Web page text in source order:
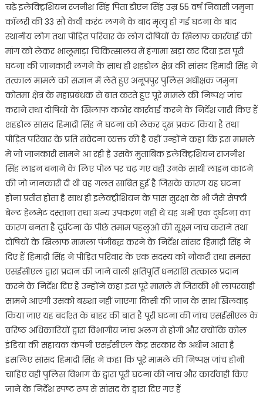
चढ़े इलेक्ट्रिशियन रजनीश सिंह पिता डीएन सिंह उम्र 55 वर्ष निवासी जमुना
कॉलरी की 33 सौ केवी करंट लगने के बाद मृत्यु हो गई घटना के बाद
स्थानीय लोग तथा पीड़ित परिवार के लोग दोषियों के खिलाफ कार्रवाई की
मांग को लेकर भालूमाड़ा चिकित्सालय में हंगामा खड़ा कर दिया इस पूरी
घटना की जानकारी लगने के साथ ही शहडोल क्षेत्र की सांसद हिमाद्री सिंह ने
तत्काल मामले को संज्ञान में लेते हुए अनूपपुर पुलिस अधीक्षक जमुना
कोतमा क्षेत्र के महाप्रबंधक से बात करते हुए पूरे मामले की निष्पक्ष जांच
कराने तथा दोषियों के खिलाफ कठोर कार्रवाई करने के निर्देश जारी किए हैं
शहडोल सांसद हिमाद्री सिंह ने घटना को लेकर दुख प्रकट किया है तथा
पीड़ित परिवार के प्रति संवेदना व्यक्त की है वहीं उन्होंने कहा कि इस मामले
में जो जानकारी सामने आ रही है उसके मुताबिक इलेक्ट्रिशियन राजनीश
सिंह लाइन बनाने के लिए पोल पर चढ़ गए वही उनके साथी लाइन काटने
की जो जानकारी दी थी वह गलत साबित हुई है जिसके कारण यह घटना
होना प्रतीत होता है साथ ही इलेक्ट्रीशियन के पास सुरक्षा के भी जैसे सेफ्टी
बेल्ट हेलमेट दस्ताना तथा अन्य उपकरण नहीं थे यह अभी एक दुर्घटना का
कारण बनता है दुर्घटना के पीछे तमाम पहलुओं की सूक्ष्म जांच कराने तथा
दोषियों के खिलाफ मामला पंजीबद्ध करने के निर्देश सांसद हिमाद्री सिंह ने
दिए हैं हिमाद्री सिंह ने पीड़ित परिवार के एक सदस्य को नौकरी तथा समस्त
एसईसीएल द्वारा प्रदान की जाने वाली क्षतिपूर्ति धनराशि तत्काल प्रदान
करने के निर्देश दिए हैं उन्होंने कहा इस पूरे मामले में जिसकी भी लापरवाही
सामने आएगी उसको बख्शा नहीं जाएगा किसी की जान के साथ खिलवाड़
किया जाए यह बर्दाश्त के बाहर की बात है पूरी घटना की जांच एसईसीएल के
वरिष्ठ अधिकारियों द्वारा विभागीय जांच अलग से होगी और क्योंकि कोल
इंडिया की सहायक कंपनी एसईसीएल केंद्र सरकार के अधीन आता है
इसलिए सांसद हिमाद्री सिंह ने कहा कि पूरे मामले की निष्पक्ष जांच होनी
चाहिए वही पुलिस विभाग के द्वारा पूरी घटना की जांच और कार्यवाही किए
जाने के निर्देश स्पष्ट रूप से सांसद के द्वारा दिए गए हैं